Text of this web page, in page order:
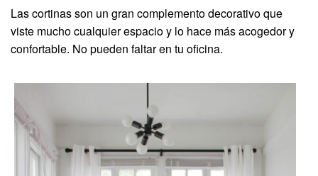
Las cortinas son un gran complemento decorativo que
viste mucho cualquier espacio y lo hace más acogedor y
confortable. No pueden faltar en tu oficina.